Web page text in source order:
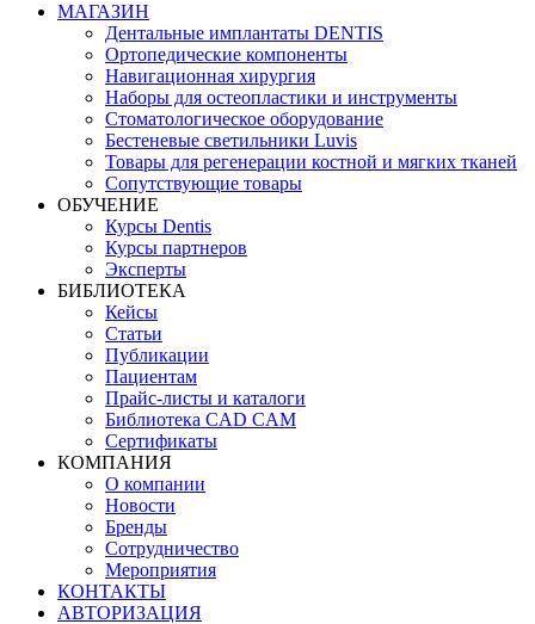
МАГАЗИН
Дентальные имплантаты DENTIS
Ортопедические компоненты
Навигационная хирургия
Наборы для остеопластики и инструменты
Стоматологическое оборудование
Бестеневые светильники Luvis
Товары для регенерации костной и мягких тканей
Сопутствующие товары
ОБУЧЕНИЕ
Курсы Dentis
Курсы партнеров
Эксперты
БИБЛИОТЕКА
Кейсы
Статьи
Публикации
Пациентам
Прайс-листы и каталоги
Библиотека CAD CAM
Сертификаты
КОМПАНИЯ
О компании
Новости
Бренды
Сотрудничество
Мероприятия
КОНТАКТЫ
АВТОРИЗАЦИЯ